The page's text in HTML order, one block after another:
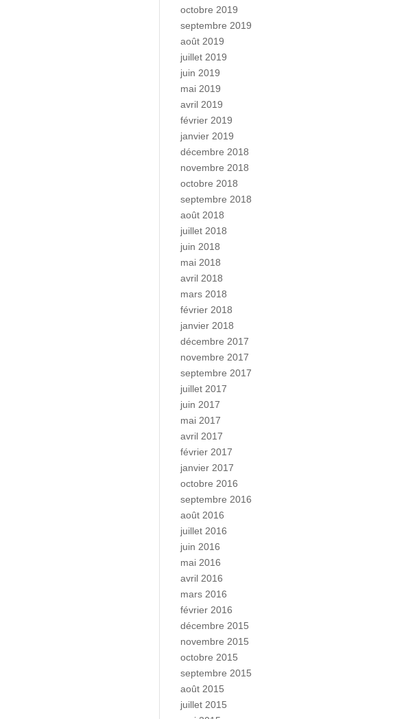
octobre 2019
septembre 2019
août 2019
juillet 2019
juin 2019
mai 2019
avril 2019
février 2019
janvier 2019
décembre 2018
novembre 2018
octobre 2018
septembre 2018
août 2018
juillet 2018
juin 2018
mai 2018
avril 2018
mars 2018
février 2018
janvier 2018
décembre 2017
novembre 2017
septembre 2017
juillet 2017
juin 2017
mai 2017
avril 2017
février 2017
janvier 2017
octobre 2016
septembre 2016
août 2016
juillet 2016
juin 2016
mai 2016
avril 2016
mars 2016
février 2016
décembre 2015
novembre 2015
octobre 2015
septembre 2015
août 2015
juillet 2015